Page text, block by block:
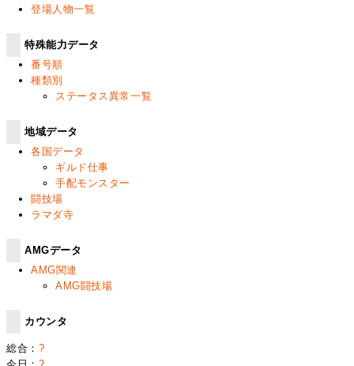
登場人物一覧
特殊能力データ
番号順
種類別
ステータス異常一覧
地域データ
各国データ
ギルド仕事
手配モンスター
闘技場
ラマダ寺
AMGデータ
AMG関連
AMG闘技場
カウンタ
総合： ?